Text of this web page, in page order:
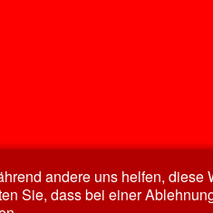
andere uns helfen,
Sie, dass bei einer